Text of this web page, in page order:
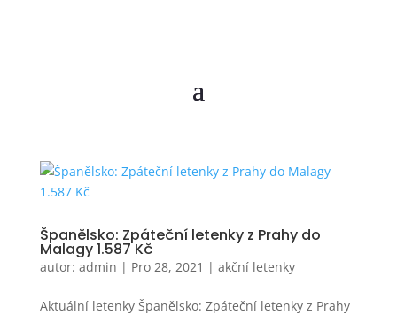
Španělsko: Zpáteční letenky z Prahy do
Malagy 1.587 Kč
autor: admin | Pro 28, 2021 | akční letenky
Aktuální letenky Španělsko: Zpáteční letenky z Prahy